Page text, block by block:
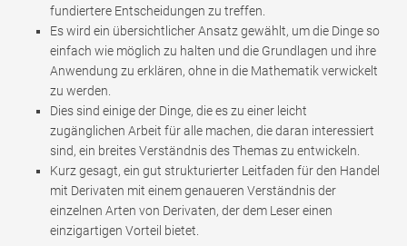
fundiertere Entscheidungen zu treffen.
Es wird ein übersichtlicher Ansatz gewählt, um die Dinge so
einfach wie möglich zu halten und die Grundlagen und ihre
Anwendung zu erklären, ohne in die Mathematik verwickelt
zu werden.
Dies sind einige der Dinge, die es zu einer leicht
zugänglichen Arbeit für alle machen, die daran interessiert
sind, ein breites Verständnis des Themas zu entwickeln.
Kurz gesagt, ein gut strukturierter Leitfaden für den Handel
mit Derivaten mit einem genaueren Verständnis der
einzelnen Arten von Derivaten, der dem Leser einen
einzigartigen Vorteil bietet.